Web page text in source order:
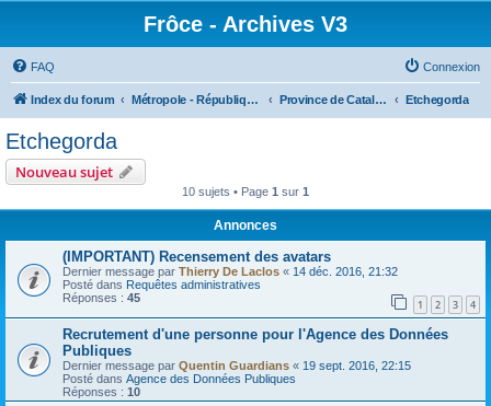
Frôce - Archives V3
FAQ Connexion
Index du forum Métropole - République Frôceuse Province de Catalogne Etchegorda
Etchegorda
Nouveau sujet
10 sujets • Page 1 sur 1
Annonces
(IMPORTANT) Recensement des avatars
Dernier message par Thierry De Laclos « 14 déc. 2016, 21:32
Posté dans Requêtes administratives
Réponses : 45 1 2 3 4
Recrutement d'une personne pour l'Agence des Données
Publiques
Dernier message par Quentin Guardians « 19 sept. 2016, 22:15
Posté dans Agence des Données Publiques
Réponses : 10